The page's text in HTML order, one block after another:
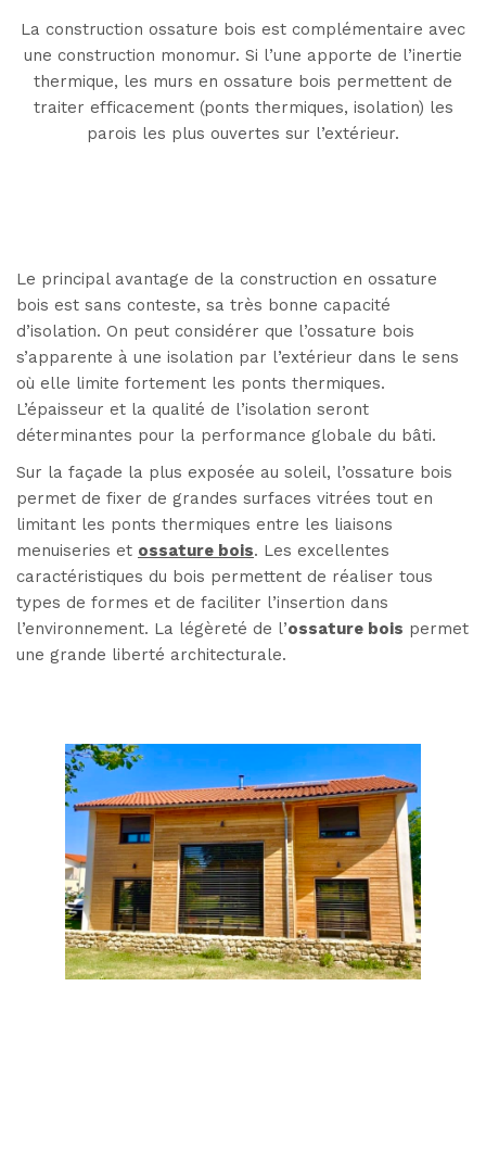
La construction ossature bois est complémentaire avec
une construction monomur. Si l’une apporte de l’inertie
thermique, les murs en ossature bois permettent de
traiter efficacement (ponts thermiques, isolation) les
parois les plus ouvertes sur l’extérieur.
Le principal avantage de la construction en ossature
bois est sans conteste, sa très bonne capacité
d’isolation. On peut considérer que l’ossature bois
s’apparente à une isolation par l’extérieur dans le sens
où elle limite fortement les ponts thermiques.
L’épaisseur et la qualité de l’isolation seront
déterminantes pour la performance globale du bâti.
Sur la façade la plus exposée au soleil, l’ossature bois
permet de fixer de grandes surfaces vitrées tout en
limitant les ponts thermiques entre les liaisons
menuiseries et ossature bois. Les excellentes
caractéristiques du bois permettent de réaliser tous
types de formes et de faciliter l’insertion dans
l’environnement. La légèreté de l’ossature bois permet
une grande liberté architecturale.